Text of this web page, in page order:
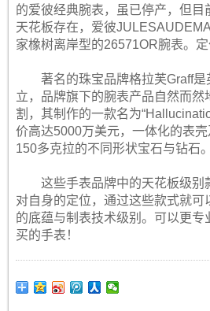
的爱彼经典腕表，虽已停产，但目
天花板存在，爱彼
家橡树离岸型的26571OR腕表。定
著名的珠宝品牌格拉芙Graff是
立，品牌旗下的腕表产品自然而然
割，其制作的一款名为
价高达5000万美元，一体化的表
150多克拉的不同形状宝石与钻石。
这些手表品牌中的天花板级别
对自身的定位，通过这些款式就可
的底蕴与制表技术级别。可以更专
买的手表！